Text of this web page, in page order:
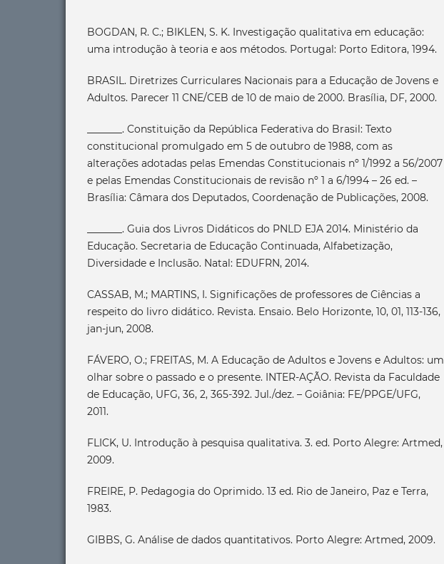
BOGDAN, R. C.; BIKLEN, S. K. Investigação qualitativa em educação:
uma introdução à teoria e aos métodos. Portugal: Porto Editora, 1994.
BRASIL. Diretrizes Curriculares Nacionais para a Educação de Jovens e
Adultos. Parecer 11 CNE/CEB de 10 de maio de 2000. Brasília, DF, 2000.
_______. Constituição da República Federativa do Brasil: Texto
constitucional promulgado em 5 de outubro de 1988, com as
alterações adotadas pelas Emendas Constitucionais nº 1/1992 a 56/2007
e pelas Emendas Constitucionais de revisão nº 1 a 6/1994 – 26 ed. –
Brasília: Câmara dos Deputados, Coordenação de Publicações, 2008.
_______. Guia dos Livros Didáticos do PNLD EJA 2014. Ministério da
Educação. Secretaria de Educação Continuada, Alfabetização,
Diversidade e Inclusão. Natal: EDUFRN, 2014.
CASSAB, M.; MARTINS, I. Significações de professores de Ciências a
respeito do livro didático. Revista. Ensaio. Belo Horizonte, 10, 01, 113-136,
jan-jun, 2008.
FÁVERO, O.; FREITAS, M. A Educação de Adultos e Jovens e Adultos: um
olhar sobre o passado e o presente. INTER-AÇÃO. Revista da Faculdade
de Educação, UFG, 36, 2, 365-392. Jul./dez. – Goiânia: FE/PPGE/UFG,
2011.
FLICK, U. Introdução à pesquisa qualitativa. 3. ed. Porto Alegre: Artmed,
2009.
FREIRE, P. Pedagogia do Oprimido. 13 ed. Rio de Janeiro, Paz e Terra,
1983.
GIBBS, G. Análise de dados quantitativos. Porto Alegre: Artmed, 2009.